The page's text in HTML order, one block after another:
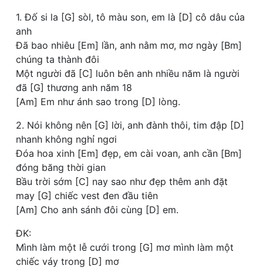
1. Đố si la [G] sòl, tô màu son, em là [D] cô dâu của
anh
Đã bao nhiêu [Em] lần, anh nằm mơ, mơ ngày [Bm]
chúng ta thành đôi
Một người đã [C] luôn bên anh nhiều năm là người
đã [G] thương anh năm 18
[Am] Em như ánh sao trong [D] lòng.
2. Nói không nên [G] lời, anh đành thôi, tim đập [D]
nhanh không nghỉ ngơi
Đóa hoa xinh [Em] đẹp, em cài voan, anh cần [Bm]
đóng băng thời gian
Bầu trời sớm [C] nay sao như đẹp thêm anh đặt
may [G] chiếc vest đen đầu tiên
[Am] Cho anh sánh đôi cùng [D] em.
ĐK:
Mình làm một lễ cưới trong [G] mơ mình làm một
chiếc váy trong [D] mơ